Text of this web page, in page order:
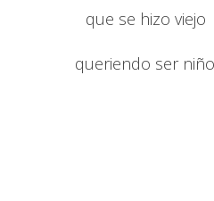
que se hizo viejo
queriendo ser